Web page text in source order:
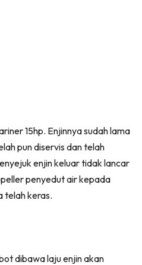
15hp. Enjinnya sudah lama
pun diservis dan telah
enjin keluar tidak lancar
penyedut air kepada
telah keras.
dibawa laju enjin akan